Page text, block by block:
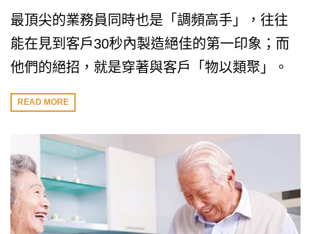
最頂尖的業務員同時也是「調頻高手」，往往
能在見到客戶30秒內製造絕佳的第一印象；而
他們的絕招，就是穿著與客戶「物以類聚」。
READ MORE